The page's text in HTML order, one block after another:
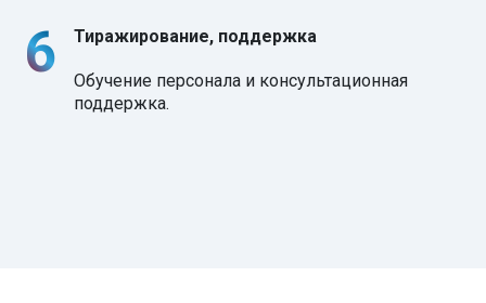
Тиражирование, поддержка
Обучение персонала и консультационная
поддержка.